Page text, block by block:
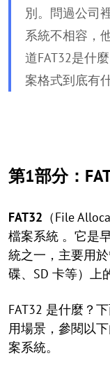
別。問過公司
系統不相容，
道FAT32是什
案格式到底有
第1部分：
FAT32 （File
檔案系統 。它是
統之一，主要用
碟、SD 卡等）上
FAT32 是什麼？
用場景，參閱以
案系統。